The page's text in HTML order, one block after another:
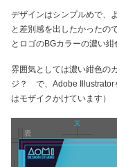
デザインはシンプルめで、
と差別感を出したかったの
とロゴのBGカラーの濃い紺
雰囲気としては濃い紺色の
ジ？ で、Adobe Illustrator
はモザイクかけています）